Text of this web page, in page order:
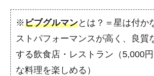
※ビブグルマンとは？＝星は付か
ストパフォーマンスが高く、良質
する飲食店・レストラン（5,000
な料理を楽しめる）